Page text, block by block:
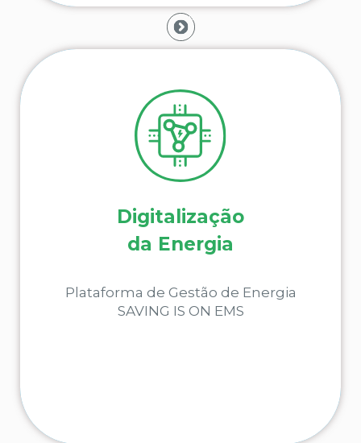
Digitalização
da Energia
Plataforma de Gestão de Energia
SAVING IS ON EMS
Saiba como pode digitalizar a gestão de
energia para melhorar a rentabilidade